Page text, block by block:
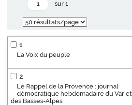
sur 1
1
La Voix du peuple
2
Le Rappel de la Provence : journal
démocratique hebdomadaire du Var et
des Basses-Alpes